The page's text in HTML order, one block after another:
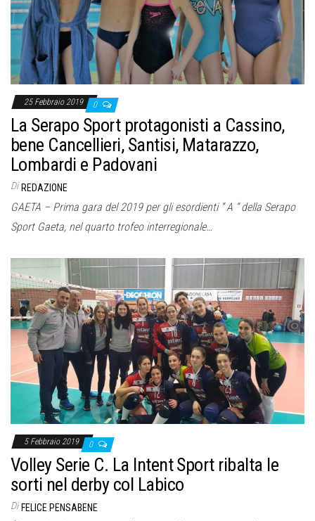
25 Febbraio 2019 0
La Serapo Sport protagonisti a Cassino,
bene Cancellieri, Santisi, Matarazzo,
Lombardi e Padovani
Di REDAZIONE
GAETA – Prima gara del 2019 per gli esordienti “ A “ della Serapo
Sport Gaeta, nel quarto trofeo interregionale…
5 Febbraio 2019 0
Volley Serie C. La Intent Sport ribalta le
sorti nel derby col Labico
Di FELICE PENSABENE